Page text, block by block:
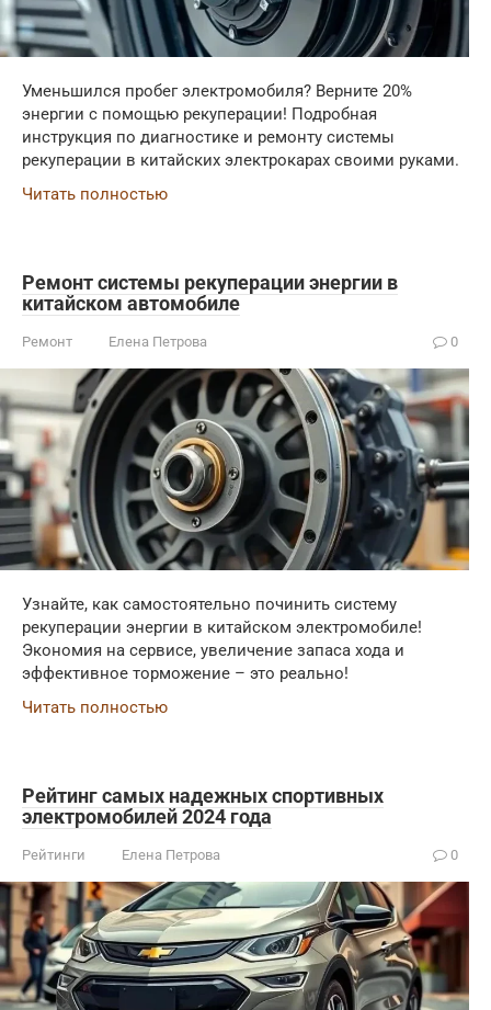
Уменьшился пробег электромобиля? Верните 20%
энергии с помощью рекуперации! Подробная
инструкция по диагностике и ремонту системы
рекуперации в китайских электрокарах своими руками.
Читать полностью
Ремонт системы рекуперации энергии в
китайском автомобиле
Ремонт Елена Петрова 0
Узнайте, как самостоятельно починить систему
рекуперации энергии в китайском электромобиле!
Экономия на сервисе, увеличение запаса хода и
эффективное торможение – это реально!
Читать полностью
Рейтинг самых надежных спортивных
электромобилей 2024 года
Рейтинги Елена Петрова 0